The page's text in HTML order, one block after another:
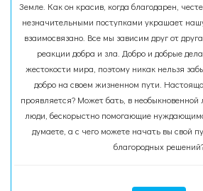
Земле. Как он красив, когда благодарен,
незначительными поступками украшает
взаимосвязано. Все мы зависим друг от
реакции добра и зла. Добро и добрые
жестокости мира, поэтому никак нельзя
добро на своем жизненном пути.
проявляется? Может бать, в
люди, бескорыстно помогающие
думаете, а с чего можете начать вы свой
благородных